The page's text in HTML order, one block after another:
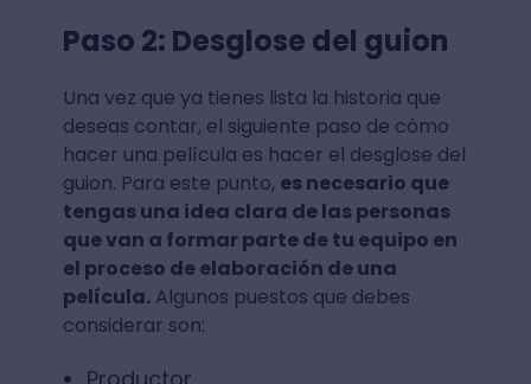
Paso 2: Desglose del guion
Una vez que ya tienes lista la historia que
deseas contar, el siguiente paso de cómo
hacer una película es hacer el desglose del
guion. Para este punto, es necesario que
tengas una idea clara de las personas
que van a formar parte de tu equipo en
el proceso de elaboración de una
película.Algunos puestos que debes
considerar son: